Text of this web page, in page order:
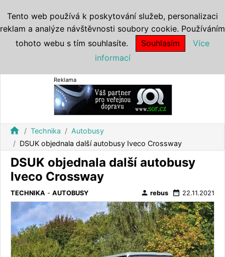
Reklama
home Technika
Autobusy
DSUK objednala další autobusy Iveco Crossway
DSUK objednala další autobusy
Iveco Crossway
TECHNIKA - AUTOBUSY person rebus date_range 22.11.2021
Tento web používá k poskytování služeb, personalizaci
reklam a analýze návštěvnosti soubory cookie. Používáním
tohoto webu s tím souhlasíte.
Souhlasím
Více
informací